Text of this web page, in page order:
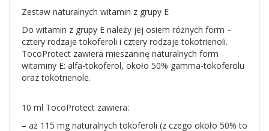
Zestaw naturalnych witamin z grupy E
Do witamin z grupy E należy jej osiem różnych form –
cztery rodzaje tokoferoli i cztery rodzaje tokotrienoli.
TocoProtect zawiera mieszaninę naturalnych form
witaminy E: alfa-tokoferol, około 50% gamma-tokoferolu
oraz tokotrienole.
10 ml TocoProtect zawiera:
– aż 115 mg naturalnych tokoferoli (z czego około 50% to